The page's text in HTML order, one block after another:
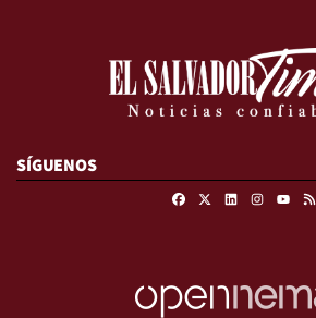
SÍGUENOS
FacebookLinkedinInstagram